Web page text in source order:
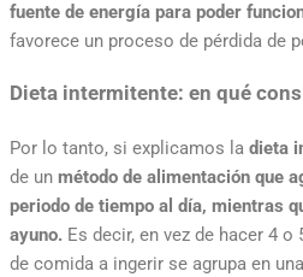
fuente de energía para poder
favorece un proceso de pérdida de
Dieta intermitente: en qué
Por lo tanto, si explicamos la dieta
de un método de alimentación que
periodo de tiempo al día, mientras
ayuno. Es decir, en vez de hacer 4
de comida a ingerir se agrupa en